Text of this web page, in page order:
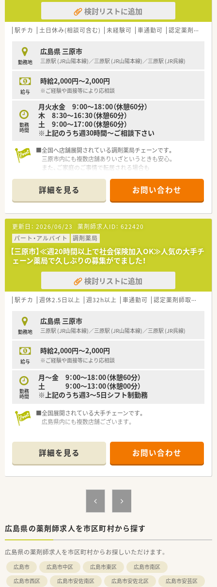
検討リストに追加
駅チカ 土日休み(相談可含む) 未経験可 車通勤可 認定薬剤師取得支援あり
勤務地
広島県 三原市
三原駅 (JR山陽本線)／三原駅 (JR山陽本線)／三原駅 (JR呉線)
給与
時給2,000円～2,000円
※ご経験や面接等により応相談
勤務
時間
月火水金 9：00～18：00（休憩60分）
木 8：30～16：30（休憩60分）
土 9：00～17：00（休憩60分）
※上記のうち週30時間～ご相談下さい
■全国へ店舗展開されている調剤薬局チェーンです。
三原市内にも複数店舗ありいざというときも安心。
また、ご家庭のご事情で転居される場合も
■充実の研修制度
社内研修でも研修認定薬剤師の単位取得が可能です！そのほか
にも、
新入社員研修（集合・OJT）、フォローアップ研修（1～3年目）、
実務指導者研修、管理薬剤師研修（マネジメント他）、
接遇研修、病院研修、ライブ研修（インターネット学習） 他あ
ります。
■大手ならではの福利厚生制度
株式給付制度、従業員持株会、育児短時間勤務制度（小学1年生
借上社宅制度（広域勤務のみ）、研修保養施設、永年勤続表彰
他
詳細を見る お問い合わせ
更新日： 2026/06/23 薬剤師求人ID： 622420
パート・アルバイト
調剤薬局
【三原市】≪週20時間以上で社会保険加入OK≫人気の大手チ
ェーン薬局で久しぶりの募集がでました！
検討リストに追加
駅チカ 週休2.5日以上 週32h以上 車通勤可 認定薬剤師取得支援あり
勤務地
広島県 三原市
三原駅 (JR山陽本線)／三原駅 (JR山陽本線)／三原駅 (JR呉線)
給与
時給2,000円～2,000円
※ご経験や面接等により応相談
勤務
時間
月～金 9：00～18：00（休憩60分）
土 9：00～13：00（休憩00分）
※上記のうち週3～5日シフト制勤務
■全国展開されている大手チェーンです。
広島県内にも複数店舗ございます。
大手チェーン薬局ならではの福利厚生が充実しています。
■充実の研修制度
社内研修でも研修認定薬剤師の単位取得が可能です！そのほか
新入社員研修（集合・OJT）、フォローアップ研修（1～3年目）、
実務指導者研修、管理薬剤師研修（マネジメント他）、
マネジメント、専門領域に特化した薬剤師を目指す、
現場での業務を活かして本部業務に携わることも可能です。
詳細を見る お問い合わせ
広島県の薬剤師求人を市区町村から探す
広島県の薬剤師求人を市区町村からお探しいただけます。
広島市 広島市中区 広島市東区
広島市南区
広島市西区
広島市安佐南区 広島市安佐北区
広島市安芸区